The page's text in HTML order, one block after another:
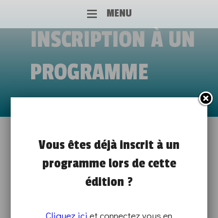
MENU
INSCRIPTION À UN
PROGRAMME
VIS MA VIE DE CHARGÉ DE
CLIENTÈLE
de 08h30 à 17h00
Vous êtes déjà inscrit à un
programme lors de cette
édition ?
Cliquez ici et connectez vous en